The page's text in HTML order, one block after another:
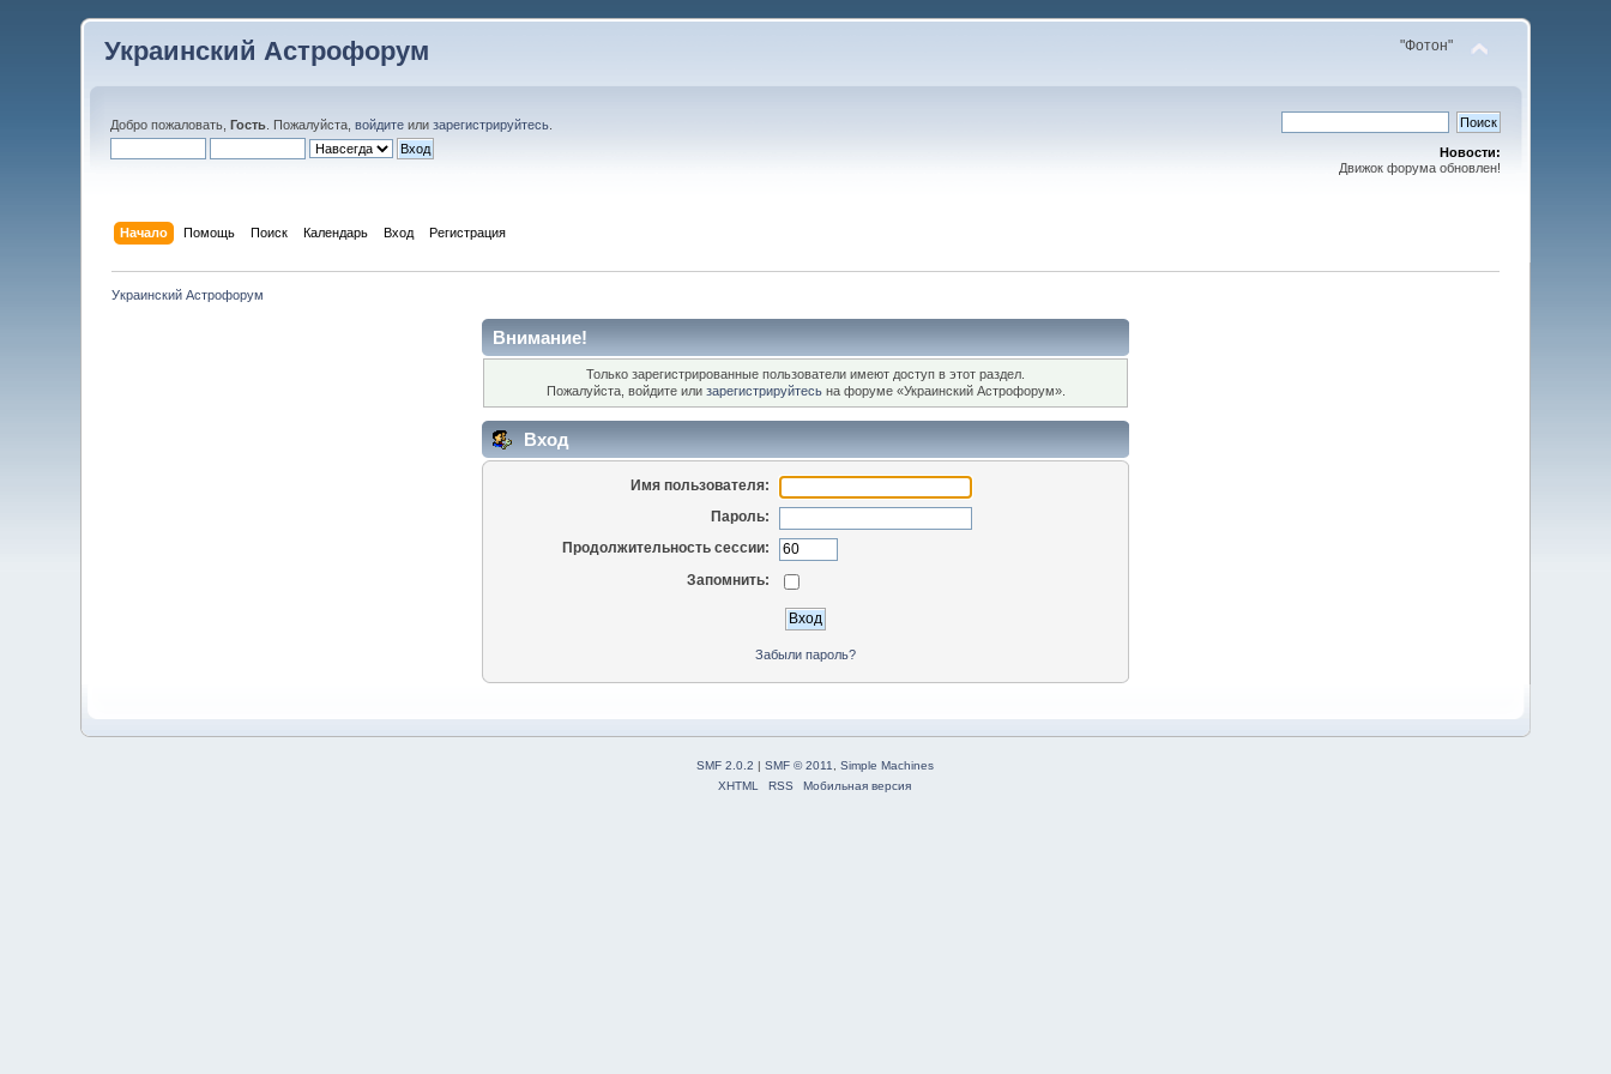
Украинский Астрофорум "Фотон"
Добро пожаловать,Гость . Пожалуйста,войдите илизарегистрируйтесь
Новости:
Движок форума обновлен!
Начало Помощь Поиск Календарь Вход Регистрация
Украинский Астрофорум
Внимание!
Только зарегистрированные пользователи имеют доступ в этот раздел.
Пожалуйста, войдите или зарегистрируйтесьна форуме «Украинский Астрофорум».
Вход
Имя пользователя:
Пароль:
Продолжительность сессии:
Запомнить:
Забыли пароль?
SMF 2.0.2 | SMF © 2011
Simple Machines
XHTML
RSS Мобильная версия